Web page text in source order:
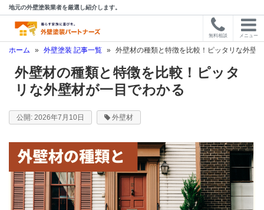
地元の外壁塗装業者を厳選し紹介します。
無料相談 メニュー
ホーム » 外壁塗装 記事一覧 » 外壁材の種類と特徴を比較！ピッタリな外壁
外壁材の種類と特徴を比較！ピッタ
リな外壁材が一目でわかる
2026年7月10日 外壁材